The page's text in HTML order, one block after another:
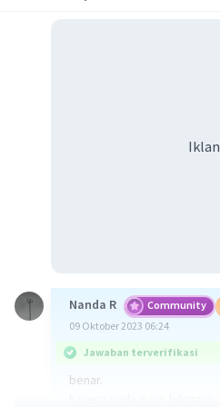
Iklan
Nanda R Community
09 Oktober 2023 06:24
Jawaban terverifikasi
benar.